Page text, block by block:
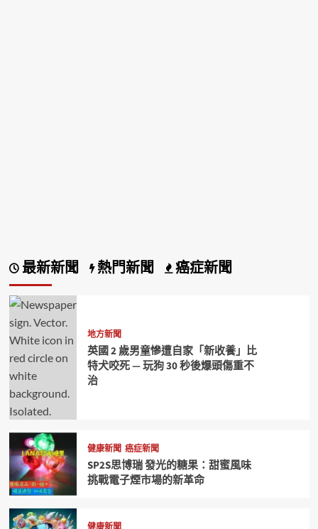
最新新聞 熱門新聞 癌症新聞
地方新聞
英國 2 歲男童慘遭自家「新收養」比
特犬咬死 — 玩狗 30 秒後爆頭傷重不
治
健康新聞 癌症新聞
SP2S思博瑞 發光的糖果：甜蜜風味
挑戰電子煙市場的新革命